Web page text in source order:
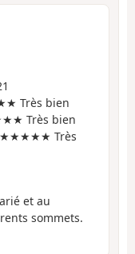
Très bien
Très bien
Très
et au
sommets.